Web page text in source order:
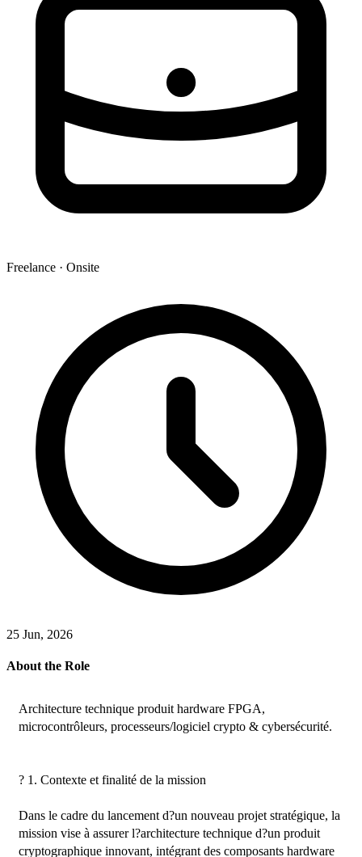
Freelance · Onsite
25 Jun, 2026
About the Role
Architecture technique produit hardware FPGA,
microcontrôleurs, processeurs/logiciel crypto & cybersécurité.
? 1. Contexte et finalité de la mission
Dans le cadre du lancement d?un nouveau projet stratégique, la
mission vise à assurer l?architecture technique d?un produit
cryptographique innovant, intégrant des composants hardware